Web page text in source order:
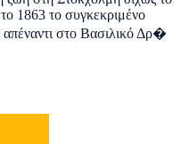
1863 το συγκεκριμένο
απέναντι στο Βασιλικό Δρ�